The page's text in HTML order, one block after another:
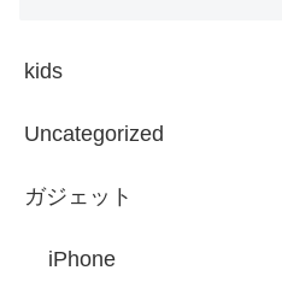
kids
Uncategorized
ガジェット
iPhone